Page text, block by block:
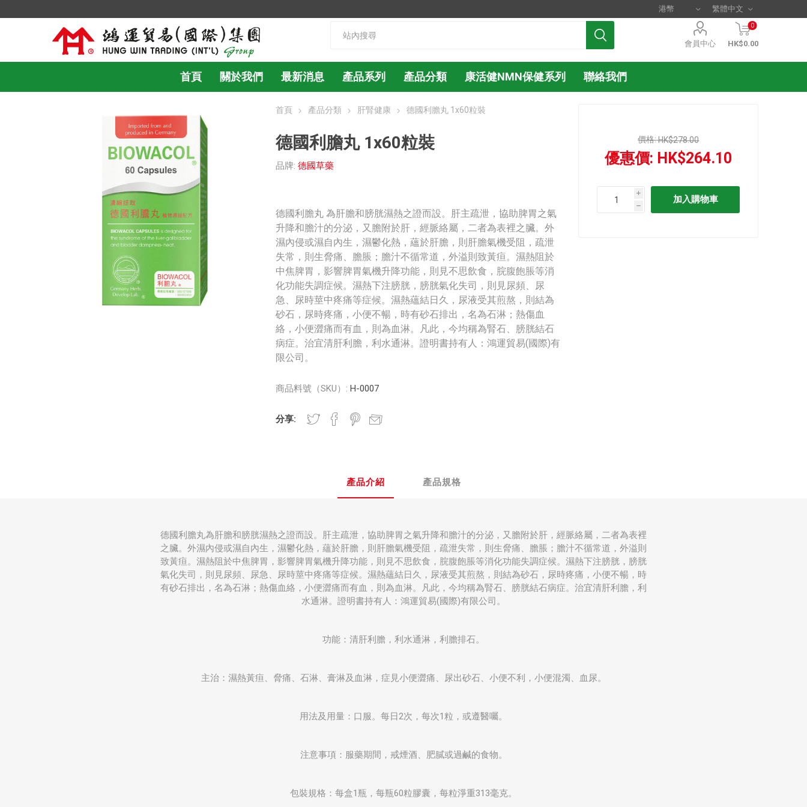
會員中心
0
HK$0.00
首頁 關於我們 最新消息 產品系列 產品分類 康活健NMN保健系列 聯絡我們
首頁 產品分類 肝腎健康 德國利膽丸 1x60粒裝
德國利膽丸 1x60粒裝
品牌: 德國草藥
德國利膽丸 為肝膽和膀胱濕熱之證而設。肝主疏泄，協助脾胃之氣
升降和膽汁的分泌，又膽附於肝，經脈絡屬，二者為表裡之臟。外
濕內侵或濕自內生，濕鬱化熱，蘊於肝膽，則肝膽氣機受阻，疏泄
失常，則生脅痛、膽脹；膽汁不循常道，外溢則致黃疸。濕熱阻於
中焦脾胃，影響脾胃氣機升降功能，則見不思飲食，脘腹飽脹等消
化功能失調症候。濕熱下注膀胱，膀胱氣化失司，則見尿頻、尿
急、尿時莖中疼痛等症候。濕熱蘊結日久，尿液受其煎熬，則結為
砂石，尿時疼痛，小便不暢，時有砂石排出，名為石淋；熱傷血
絡，小便澀痛而有血，則為血淋。凡此，今均稱為腎石、膀胱結石
病症。治宜清肝利膽，利水通淋。證明書持有人：鴻運貿易(國際)有
限公司。
商品料號（SKU）: H-0007
分享:
價格:HK$278.00
優惠價: HK$264.10
i
h
產品介紹 產品規格
德國利膽丸為肝膽和膀胱濕熱之證而設。肝主疏泄，協助脾胃之氣升降和膽汁的分泌，又膽附於肝，經脈絡屬，二者為表裡
之臟。外濕內侵或濕自內生，濕鬱化熱，蘊於肝膽，則肝膽氣機受阻，疏泄失常，則生脅痛、膽脹；膽汁不循常道，外溢則
致黃疸。濕熱阻於中焦脾胃，影響脾胃氣機升降功能，則見不思飲食，脘腹飽脹等消化功能失調症候。濕熱下注膀胱，膀胱
氣化失司，則見尿頻、尿急、尿時莖中疼痛等症候。濕熱蘊結日久，尿液受其煎熬，則結為砂石，尿時疼痛，小便不暢，時
有砂石排出，名為石淋；熱傷血絡，小便澀痛而有血，則為血淋。凡此，今均稱為腎石、膀胱結石病症。治宜清肝利膽，利
水通淋。證明書持有人：鴻運貿易(國際)有限公司。
功能：清肝利膽，利水通淋，利膽排石。
主治：濕熱黃疸、脅痛、石淋、膏淋及血淋，症見小便澀痛、尿出砂石、小便不利，小便混濁、血尿。
用法及用量：口服。每日2次，每次1粒，或遵醫囑。
注意事項：服藥期間，戒煙酒、肥膩或過鹹的食物。
包裝規格：每盒1瓶，每瓶60粒膠囊，每粒淨重313毫克。